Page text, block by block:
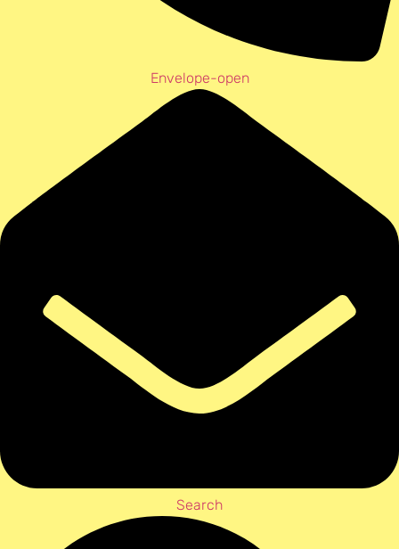
Envelope-open
Search